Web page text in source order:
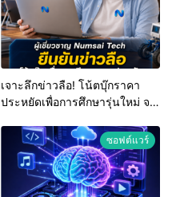
เจาะลึกข่าวลือ! โน้ตบุ๊กราคา
ประหยัดเพื่อการศึกษารุ่นใหม่ จะ
Tech
ซอฟต์แวร์